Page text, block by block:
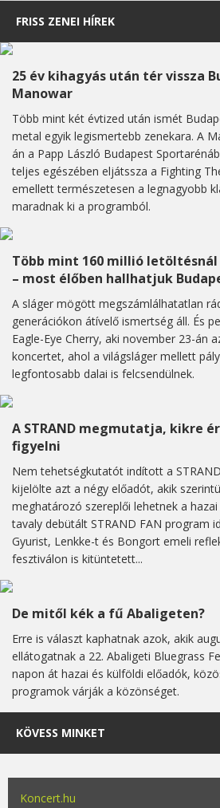
FRISS ZENEI HÍREK
25 év kihagyás után tér vissza
Manowar
Több mint két évtized után ismét
metal egyik legismertebb zenekara. A
án a Papp László Budapest
teljes egészében eljátssza a Fighting
emellett természetesen a legnagyobb
maradnak ki a programból.
Több mint 160 millió
– most élőben hallhatjuk
A sláger mögött megszámlálhatatlan
generációkon átívelő ismertség áll. És
Eagle-Eye Cherry, aki november 23-án
koncertet, ahol a világsláger mellett
legfontosabb dalai is felcsendülnek.
A STRAND megmutatja, kikre
figyelni
Nem tehetségkutatót indított a
kijelölte azt a négy előadót, akik
meghatározó szereplői lehetnek a
tavaly debütált STRAND FAN program
Gyurist, Lenkke-t és Bongort emeli
fesztiválon is kitüntetett...
De mitől kék a fű Abaligeten?
Erre is választ kaphatnak azok, akik
ellátogatnak a 22. Abaligeti Bluegrass
napon át hazai és külföldi előadók,
programok várják a közönséget.
KÖVESS MINKET
Koncert.hu